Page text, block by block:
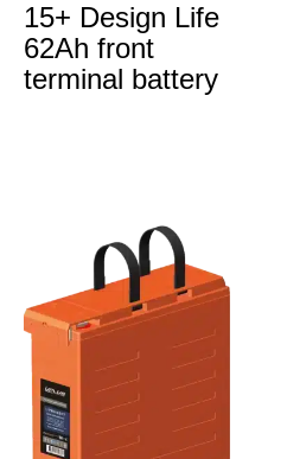
15+ Design Life
62Ah front
terminal battery